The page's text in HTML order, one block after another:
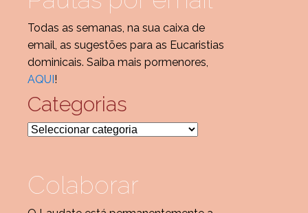
Todas as semanas, na sua caixa de
email, as sugestões para as Eucaristias
dominicais. Saiba mais pormenores,
AQUI !
Categorias
Categorias
Colaborar